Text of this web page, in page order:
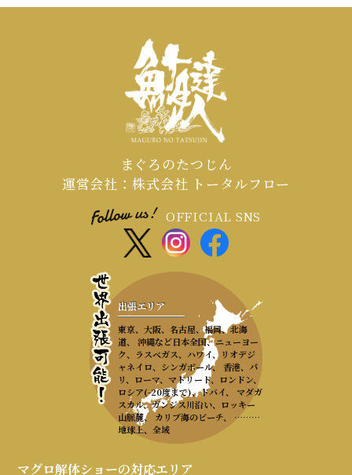
まぐろのたつじん
運営会社：株式会社 トータルフロー
OFFICIAL SNS
出張エリア
東京、大阪、名古屋、福岡、北海
道、 沖縄など日本全国、ニューヨー
ク、ラスベガス、ハワイ、リオデジ
ャネイロ、シンガポール、 香港、パ
リ、ローマ、マドリード、ロンドン、
ロシア(-20度まで)、ドバイ、 マダガ
スカル、ガンジス川沿い、ロッキー
山脈麓、 カリブ海のビーチ、 ………
地球上、全域
マグロ解体ショーの対応エリア